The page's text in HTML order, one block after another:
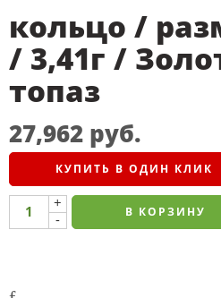
кольцо /
/ 3,41г /
топаз
27,962 руб.
КУПИТЬ В ОДИН КЛИК
+
-
В КОРЗИНУ